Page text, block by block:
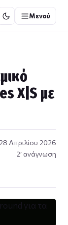
Μενού
X|S με
28 Απριλίου 2026
2′ ανάγνωση